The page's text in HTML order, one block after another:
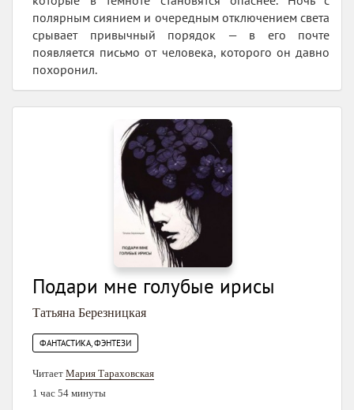
полярным сиянием и очередным отключением света
срывает привычный порядок — в его почте
появляется письмо от человека, которого он давно
похоронил.
Подари мне голубые ирисы
Татьяна Березницкая
ФАНТАСТИКА, ФЭНТЕЗИ
Читает Мария Тараховская
1 час 54 минуты